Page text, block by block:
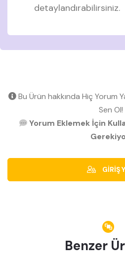
detaylandırabilirsiniz.
Bu Ürün hakkında Hiç Yorum
Sen Ol!
Yorum Eklemek İçin
GİRİŞ
Benzer